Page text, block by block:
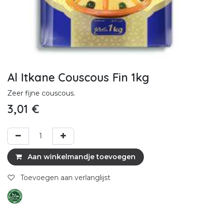
Al Itkane Couscous Fin 1kg
Zeer fijne couscous.
3,01 €
Aan winkelmandje toevoegen
Toevoegen aan verlanglijst